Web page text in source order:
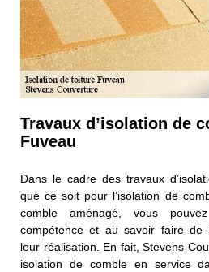
Travaux d’isolation de
Fuveau
Dans le cadre des travaux
que ce soit pour l’isolation de
comble aménagé, vous
compétence et au savoir faire de
leur réalisation. En fait, Stevens
isolation de comble en service